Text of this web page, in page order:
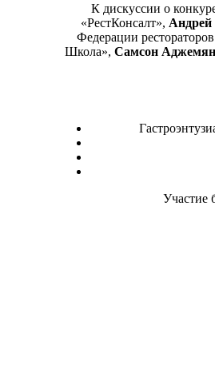
К дискуссии о
«РестКонсалт»,
Федерации
Школа», Самсон Аджемян
Участие